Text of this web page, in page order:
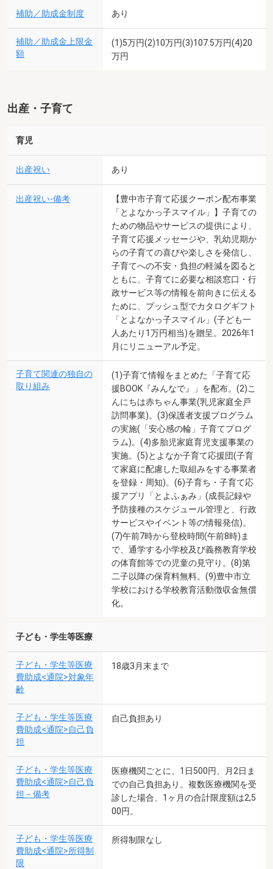
補助／助成金制度 あり
補助／助成金上限金
額
(1)5万円(2)10万円(3)107.5万円(4)20
万円
出産・子育て
育児
出産祝い あり
出産祝い-備考
【豊中市子育て応援クーポン配布事業
「とよなかっ子スマイル」】子育ての
ための物品やサービスの提供により、
子育て応援メッセージや、乳幼児期か
らの子育ての喜びや楽しさを発信し、
子育てへの不安・負担の軽減を図ると
ともに、子育てに必要な相談窓口・行
政サービス等の情報を前向きに伝える
ために、プッシュ型でカタログギフト
「とよなかっ子スマイル」(子ども一
人あたり1万円相当)を贈呈。2026年1
月にリニューアル予定。
子育て関連の独自の
取り組み
(1)子育て情報をまとめた「子育て応
援BOOK『みんなで』」を配布。(2)こ
んにちは赤ちゃん事業(乳児家庭全戸
訪問事業)。(3)保護者支援プログラム
の実施(「安心感の輪」子育てプログ
ラム)。(4)多胎児家庭育児支援事業の
実施。(5)とよなか子育て応援団(子育
て家庭に配慮した取組みをする事業者
を登録・周知)。(6)子育ち・子育て応
援アプリ「とよふぁみ」(成長記録や
予防接種のスケジュール管理と、行政
サービスやイベント等の情報発信)。
(7)午前7時から登校時間(午前8時)ま
で、通学する小学校及び義務教育学校
の体育館等での児童の見守り。(8)第
二子以降の保育料無料。(9)豊中市立
学校における学校教育活動徴収金無償
化。
子ども・学生等医療
子ども・学生等医療
費助成<通院>対象年
齢
18歳3月末まで
子ども・学生等医療
費助成<通院>自己負
担
自己負担あり
子ども・学生等医療
費助成<通院>自己負
担－備考
医療機関ごとに、1日500円、月2日ま
での自己負担あり。複数医療機関を受
診した場合、1ヶ月の合計限度額は2,5
00円。
子ども・学生等医療
費助成<通院>所得制
限
所得制限なし